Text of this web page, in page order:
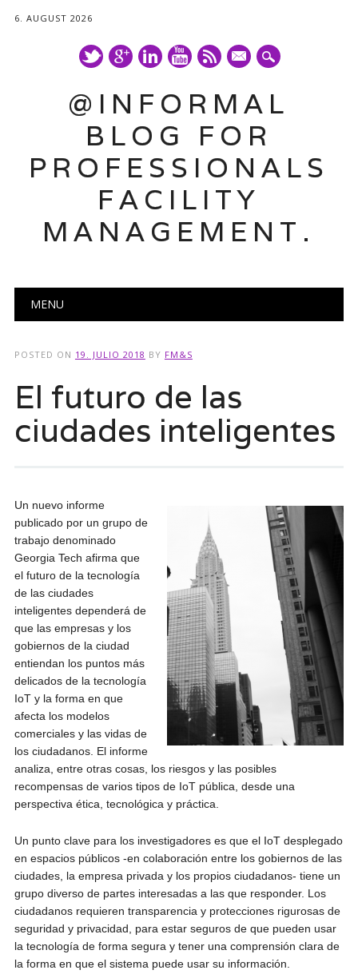
6. AUGUST 2026
mail
@INFORMAL
BLOG FOR
PROFESSIONALS
FACILITY
MANAGEMENT.
Main menu
MENU
POSTED ON 19. JULIO 2018 BY FM&S
El futuro de las
ciudades inteligentes
Un nuevo informe
publicado por un grupo de
trabajo denominado
Georgia Tech afirma que
el futuro de la tecnología
de las ciudades
inteligentes dependerá de
que las empresas y los
gobiernos de la ciudad
entiendan los puntos más
delicados de la tecnología
IoT y la forma en que
afecta los modelos
comerciales y las vidas de
los ciudadanos. El informe
analiza, entre otras cosas, los riesgos y las posibles
recompensas de varios tipos de IoT pública, desde una
perspectiva ética, tecnológica y práctica.
Un punto clave para los investigadores es que el IoT desplegado
en espacios públicos -en colaboración entre los gobiernos de las
ciudades, la empresa privada y los propios ciudadanos- tiene un
grupo diverso de partes interesadas a las que responder. Los
ciudadanos requieren transparencia y protecciones rigurosas de
seguridad y privacidad, para estar seguros de que pueden usar
la tecnología de forma segura y tener una comprensión clara de
la forma en que el sistema puede usar su información.